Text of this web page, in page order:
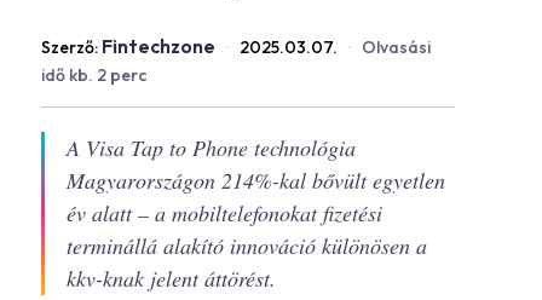
Szerző: Fintechzone · 2025.03.07. · Olvasási
idő kb. 2 perc
A Visa Tap to Phone technológia
Magyarországon 214%-kal bővült egyetlen
év alatt – a mobiltelefonokat fizetési
terminállá alakító innováció különösen a
kkv-knak jelent áttörést.